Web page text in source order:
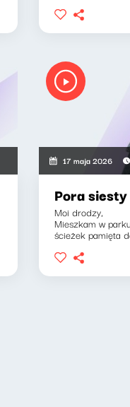
17 maja 2026
Pora
Moi drodzy,
Mieszkam w
ścieżek pamięta